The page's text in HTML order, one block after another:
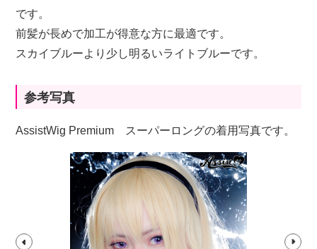
です。
前髪が長めで加工が得意な方に最適です。
スカイブルーより少し明るいライトブルーです。
参考写真
AssistWig Premium スーパーロングの着用写真です。